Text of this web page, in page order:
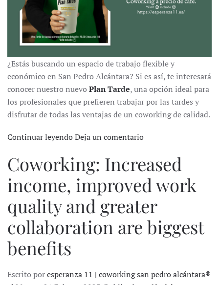
¿Estás buscando un espacio de trabajo flexible y
económico en San Pedro Alcántara? Si es así, te interesará
conocer nuestro nuevo Plan Tarde, una opción ideal para
los profesionales que prefieren trabajar por las tardes y
disfrutar de todas las ventajas de un coworking de calidad.
Continuar leyendoDeja un comentario
Coworking: Increased
income, improved work
quality and greater
collaboration are biggest
benefits
Escrito poresperanza 11 | coworking san pedro alcántara®